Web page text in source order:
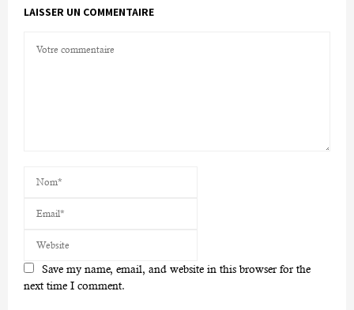
LAISSER UN COMMENTAIRE
Save my name, email, and website in this browser for the
next time I comment.